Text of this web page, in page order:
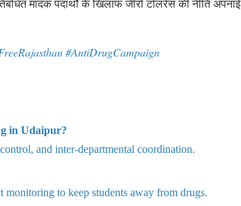
मादक पदार्थों के खिलाफ जीरो टॉलरेंस की नीति अपनाई
#AntiDrugCampaign
in Udaipur?
and inter-departmental coordination.
monitoring to keep students away from drugs.